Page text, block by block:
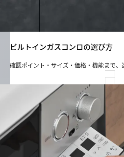
ビルトインガスコンロの選び方
確認ポイント・サイズ・価格・機能まで、